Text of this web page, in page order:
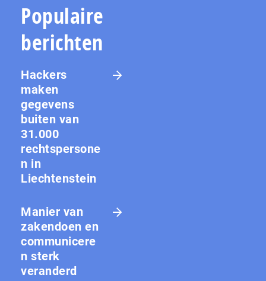
Populaire
berichten
Hackers
maken
gegevens
buiten van
31.000
rechtspersone
n in
Liechtenstein
Manier van
zakendoen en
communicere
n sterk
veranderd